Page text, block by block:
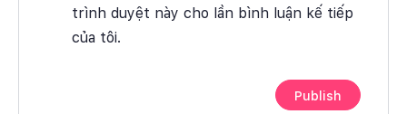
trình duyệt này cho lần bình luận kế tiếp
của tôi.